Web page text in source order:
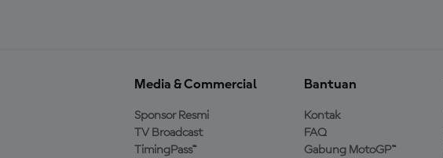
Media & Commercial
Sponsor Resmi
TV Broadcast
TimingPass™
Bantuan
Kontak
FAQ
Gabung MotoGP™